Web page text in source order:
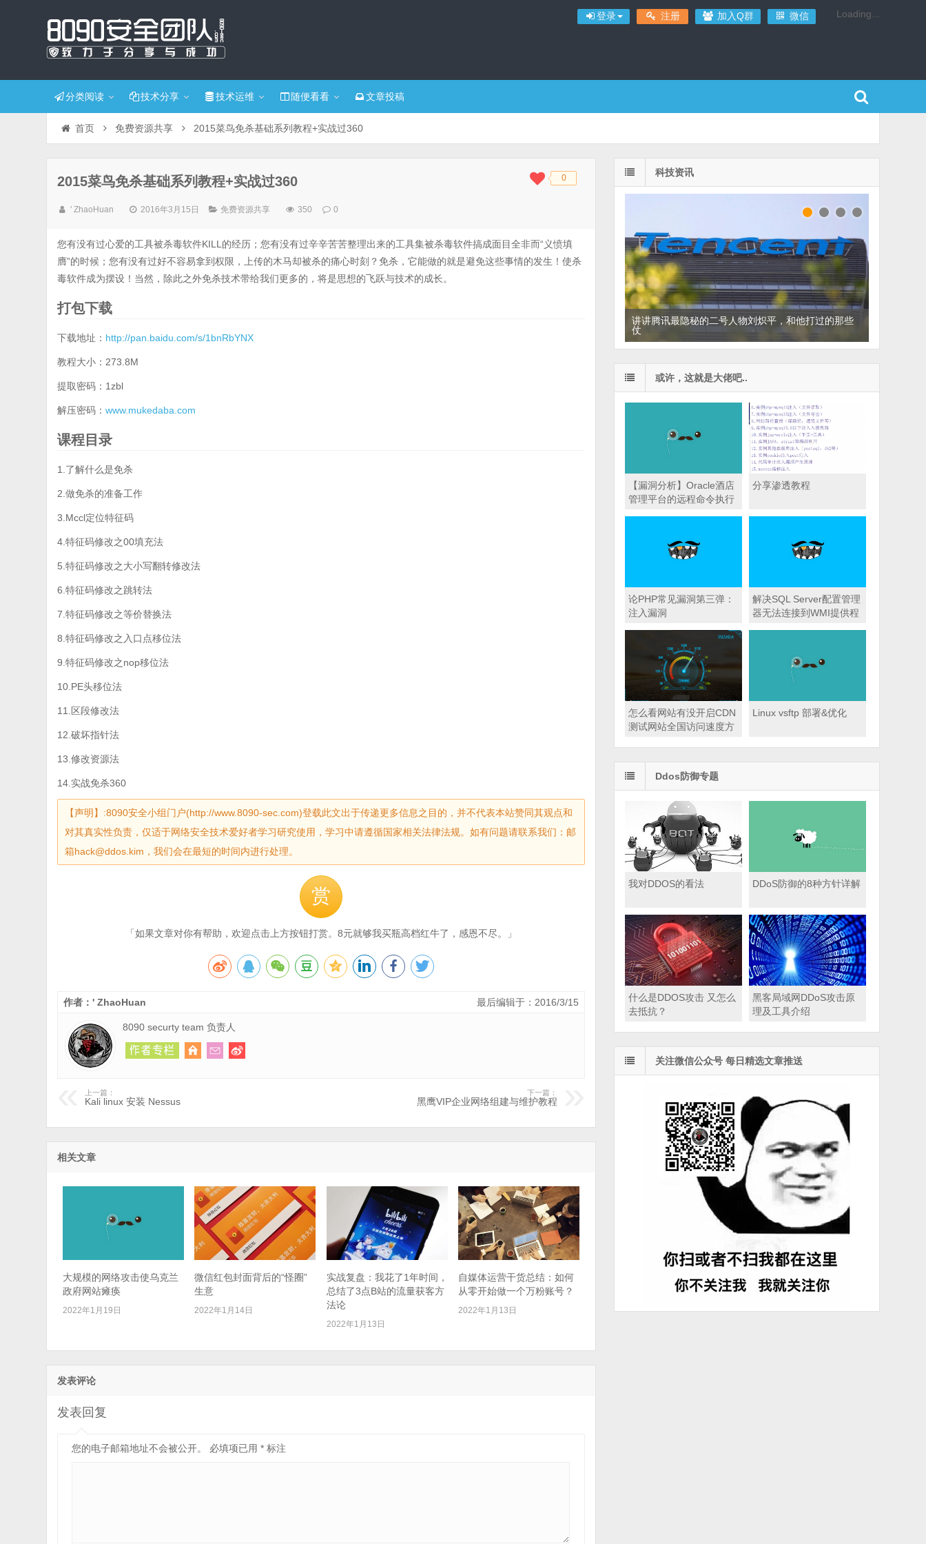
登录 注册 加入Q群 微信 Loading...
分类阅读 技术分享 技术运维 随便看看 文章投稿
首页 免费资源共享 2015菜鸟免杀基础系列教程+实战过360
◆◆ 0
2015菜鸟免杀基础系列教程+实战过360
' ZhaoHuan 2016年3月15日 免费资源共享 350 0
您有没有过心爱的工具被杀毒软件KILL的经历；您有没有过辛辛苦苦整理出来的工具集被杀毒软件搞成面目全非而“义愤填
膺”的时候；您有没有过好不容易拿到权限，上传的木马却被杀的痛心时刻？免杀，它能做的就是避免这些事情的发生！使杀
毒软件成为摆设！当然，除此之外免杀技术带给我们更多的，将是思想的飞跃与技术的成长。
打包下载
下载地址： http://pan.baidu.com/s/1bnRbYNX
教程大小：273.8M
提取密码：1zbl
解压密码：www.mukedaba.com
课程目录
1.了解什么是免杀
2.做免杀的准备工作
3.Mccl定位特征码
4.特征码修改之00填充法
5.特征码修改之大小写翻转修改法
6.特征码修改之跳转法
7.特征码修改之等价替换法
8.特征码修改之入口点移位法
9.特征码修改之nop移位法
10.PE头移位法
11.区段修改法
12.破坏指针法
13.修改资源法
14.实战免杀360
【声明】:8090安全小组门户(http://www.8090-sec.com)登载此文出于传递更多信息之目的，并不代表本站赞同其观点和
对其真实性负责，仅适于网络安全技术爱好者学习研究使用，学习中请遵循国家相关法律法规。如有问题请联系我们：邮
箱hack@ddos.kim，我们会在最短的时间内进行处理。
赏
「如果文章对你有帮助，欢迎点击上方按钮打赏。8元就够我买瓶高档红牛了，感恩不尽。」
最后编辑于：2016/3/15
作者：' ZhaoHuan
8090 securty team 负责人
上一篇：
Kali linux 安装 Nessus
下一篇：
黑鹰VIP企业网络组建与维护教程
相关文章
大规模的网络攻击使乌克兰
政府网站瘫痪
2022年1月19日
微信红包封面背后的“怪圈”
生意
2022年1月14日
实战复盘：我花了1年时间，
总结了3点B站的流量获客方
法论
2022年1月13日
自媒体运营干货总结：如何
从零开始做一个万粉账号？
2022年1月13日
发表评论
发表回复
您的电子邮箱地址不会被公开。 必填项已用* 标注
科技资讯
讲讲腾讯最隐秘的二号人物刘炽平，和他打过的那些
仗
Google和必应都无法替代的10大深网搜索引擎
或许，这就是大佬吧..
【漏洞分析】Oracle酒店
管理平台的远程命令执行
分享渗透教程
论PHP常见漏洞第三弹：
注入漏洞
解决SQL Server配置管理
器无法连接到WMI提供程
怎么看网站有没开启CDN
测试网站全国访问速度方
Linux vsftp 部署&优化
Ddos防御专题
我对DDOS的看法 DDoS防御的8种方针详解
什么是DDOS攻击 又怎么
去抵抗？
黑客局域网DDoS攻击原
理及工具介绍
关注微信公众号 每日精选文章推送